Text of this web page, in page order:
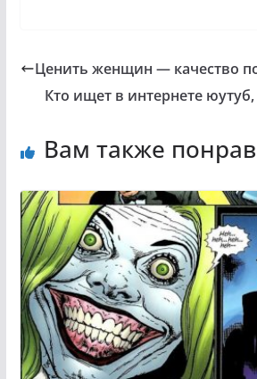
Ценить женщин — качество
Кто ищет в интернете
Вам также